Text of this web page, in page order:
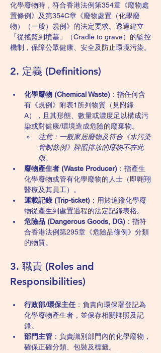
化學廢物時，符合香港法例第354章《廢物處
置條例》及第354C章《廢物處置（化學廢
物）（一般）規例》的法定要求。透過建立
「從搖籃到墳墓」（Cradle to grave）的監控
機制，保障公眾健康、安全及防止環境污染。
2. 定義 (Definitions)
化學廢物 (Chemical Waste) ：指任何含
有《規例》附表1所列物質（見附錄
A），且其形態、數量或濃度足以構成污
染或對健康/環境造成危險的廢棄物。
注意：一般家居廢物及符合《水污染
管制條例》牌照排放的廢物不在此
限。
廢物產生者 (Waste Producer) ：指產生
化學廢物或管有化學廢物的人士（即翺翔
醫療及其員工）。
運載記錄 (Trip-ticket) ：用於追蹤化學廢
物從產生到處置過程的法定記錄表格。
危險品 (Dangerous Goods, DG) ：指符
合香港法例第295章《危險品條例》分類
的物質。
3. 職責 (Roles and
Responsibilities)
行政部/環保主任 ：負責向環保署登記為
化學廢物產生者，並保存相關牌照及記
錄。
部門主管 ：負責識別部門內的化學廢物，
確保正確分類、包裝及標籤。